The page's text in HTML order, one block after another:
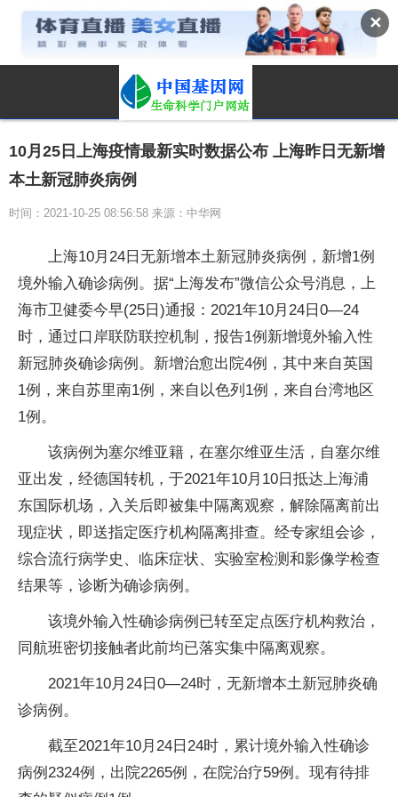
✕
10月25日上海疫情最新实时数据公布 上海昨日无新增
本土新冠肺炎病例
时间：2021-10-25 08:56:58 来源：中华网
上海10月24日无新增本土新冠肺炎病例，新增1例
境外输入确诊病例。据“上海发布”微信公众号消息，上
海市卫健委今早(25日)通报：2021年10月24日0—24
时，通过口岸联防联控机制，报告1例新增境外输入性
新冠肺炎确诊病例。新增治愈出院4例，其中来自英国
1例，来自苏里南1例，来自以色列1例，来自台湾地区
1例。
该病例为塞尔维亚籍，在塞尔维亚生活，自塞尔维
亚出发，经德国转机，于2021年10月10日抵达上海浦
东国际机场，入关后即被集中隔离观察，解除隔离前出
现症状，即送指定医疗机构隔离排查。经专家组会诊，
综合流行病学史、临床症状、实验室检测和影像学检查
结果等，诊断为确诊病例。
该境外输入性确诊病例已转至定点医疗机构救治，
同航班密切接触者此前均已落实集中隔离观察。
2021年10月24日0—24时，无新增本土新冠肺炎确
诊病例。
截至2021年10月24日24时，累计境外输入性确诊
病例2324例，出院2265例，在院治疗59例。现有待排